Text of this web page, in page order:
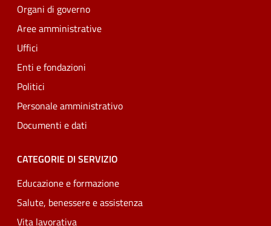
Organi di governo
Aree amministrative
Uffici
Enti e fondazioni
Politici
Personale amministrativo
Documenti e dati
CATEGORIE DI SERVIZIO
Educazione e formazione
Salute, benessere e assistenza
Vita lavorativa